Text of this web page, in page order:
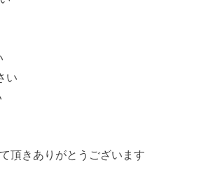
い
頂きありがとうございます